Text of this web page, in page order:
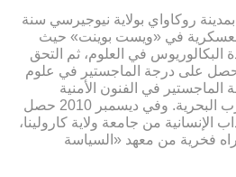
روكاواي بولاية نيوجيرسي سنة
العسكرية في «ويست بوينت» حيث
على شهادة البكالوريوس في العلوم، ثم التحق
على درجة الماجستير في علوم
الماجستير في الفنون الأمنية
والاستراتيجية من كلية الحرب البحرية. وفي ديسمبر 2010 حصل
الإنسانية من جامعة ولاية كارولينا،
فخرية من معهد «السياسة